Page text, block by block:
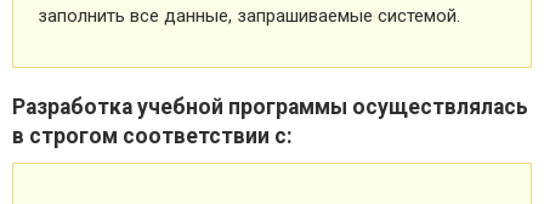
заполнить все данные, запрашиваемые системой.
Разработка учебной программы осуществлялась
в строгом соответствии с: